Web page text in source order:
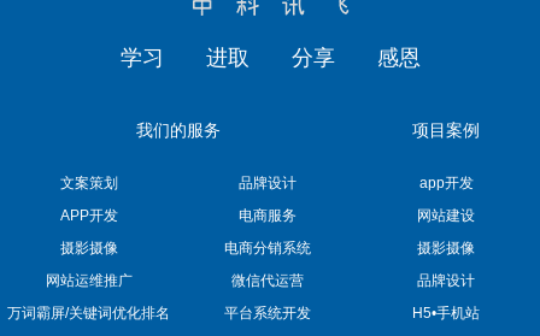
学习 进取 分享 感恩
我们的服务
文案策划
品牌设计
APP开发
电商服务
摄影摄像
电商分销系统
网站运维推广
微信代运营
万词霸屏/关键词优化排名
平台系统开发
项目案例
app开发
网站建设
摄影摄像
品牌设计
H5•手机站